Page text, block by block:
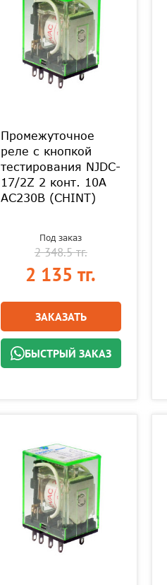
Промежуточное
реле с кнопкой
тестирования NJDC-
17/2Z 2 конт. 10А
AC230В (CHINT)
Под заказ
2 348.5 тг.
2 135 тг.
ЗАКАЗАТЬ
БЫСТРЫЙ ЗАКАЗ